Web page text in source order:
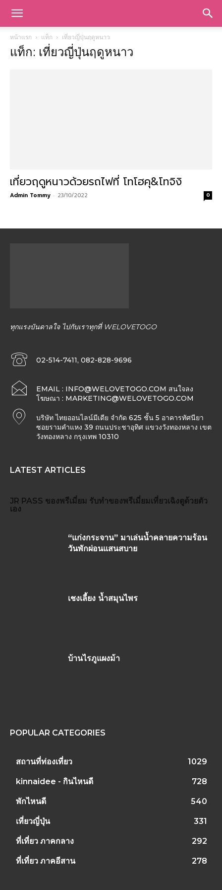
หน้าแรก แท็ก เที่ยวญี่ปุ่นฤดูหนาว
แท็ก: เที่ยวญี่ปุ่นฤดูหนาว
เที่ยวฤดูหนาวด้วยรถไฟที่ โทโฮคุ&โทจิงิ
Admin Tommy - 23/10/2022 0
ทุกแรงบันดาลใจ ไปกับเราทุกที่ WELOVETOGO
02-514-7411, 082-828-9696
EMAIL : INFO@WELOVETOGO.COM สนใจลง
โฆษณา : MARKETING@WELOVETOGO.COM
บริษัท ไทยออนไลน์มีเดีย จำกัด 625 ชั้น 5 อาคารทัศนียา
ซอยรามคำแหง 39 ถนนประชาอุทิศ แขวงวังทองหลาง เขต
วังทองหลาง กรุงเทพ 10310
LATEST ARTICLES
JR PASS ของพรีเมี่ยม รับทำของพรีเมี่ยมเที่ยวเฉิงตูด้วยตัว
เอง
“แก่งกระจาน” มาเล่นน้ำคลายความร้อน
วันพักผ่อนแสนสบาย
เชงเลี้ยง น้ำสมุนไพร
บ้านไรภูแผงม้า
POPULAR CATEGORIES
สถานที่ท่องเที่ยว 1029
kinnaidee - กินไหนดี 728
พักไหนดี 540
เที่ยวญี่ปุ่น 331
ที่เที่ยว ภาคกลาง 292
ที่เที่ยว ภาคอีสาน 278